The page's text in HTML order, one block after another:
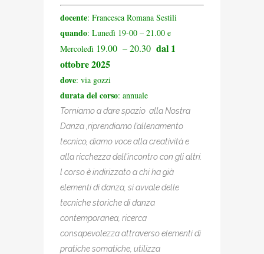
docente: Francesca Romana Sestili
quando: Lunedì 19-00 – 21.00 e
Mercoledì 19.00 – 20.30 dal 1
ottobre 2025
dove: via gozzi
durata del corso: annuale
Torniamo a dare spazio alla Nostra
Danza ,riprendiamo l’allenamento
tecnico, diamo voce alla creatività e
alla ricchezza dell’incontro con gli altri.
l corso è indirizzato a chi ha già
elementi di danza, si avvale delle
tecniche storiche di danza
contemporanea, ricerca
consapevolezza attraverso elementi di
pratiche somatiche, utilizza